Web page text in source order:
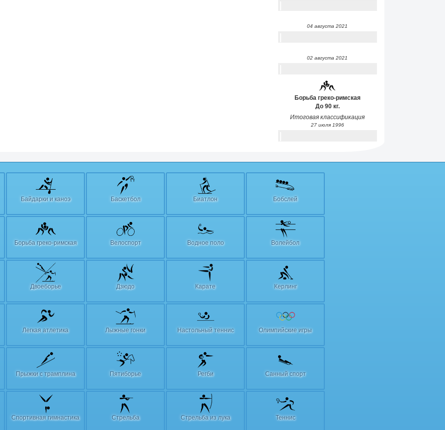
04 августа 2021
02 августа 2021
Борьба греко-римская
До 90 кг.
Итоговая классификация
27 июля 1996
Байдарки и каноэ Баскетбол Биатлон Бобслей
Борьба греко-римская Велоспорт Водное поло Волейбол
Двоеборье Дзюдо Карате Керлинг
Легкая атлетика Лыжные гонки Настольный теннис Олимпийские игры
Прыжки с трамплина Пятиборье Регби Санный спорт
Спортивная гимнастика Стрельба Стрельба из лука Теннис